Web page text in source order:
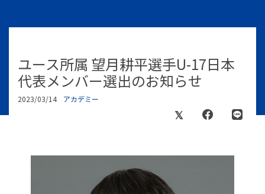
ユース所属 望月耕平選手U-17日本
代表メンバー選出のお知らせ
2023/03/14 アカデミー